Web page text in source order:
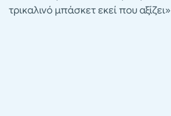
τρικαλινό μπάσκετ εκεί που αξίζει»